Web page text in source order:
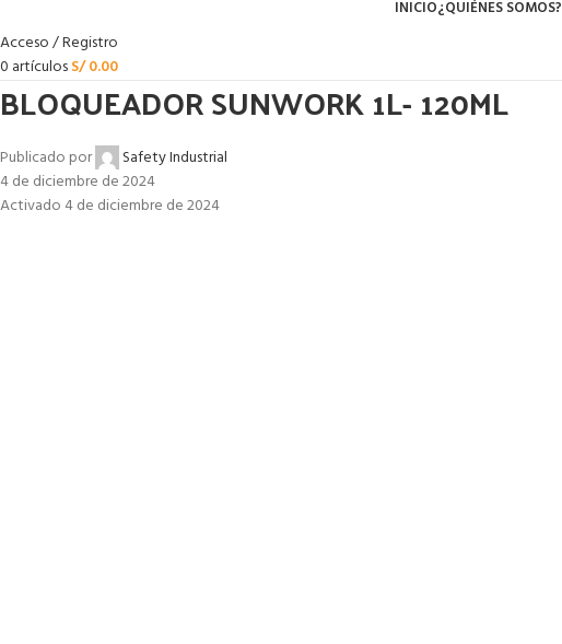
INICIO¿QUIÉNES SOMOS?
Acceso / Registro
0 artículosS/0.00
BLOQUEADOR SUNWORK 1L- 120ML
Publicado por
Safety Industrial
4 de diciembre de 2024
Activado 4 de diciembre de 2024